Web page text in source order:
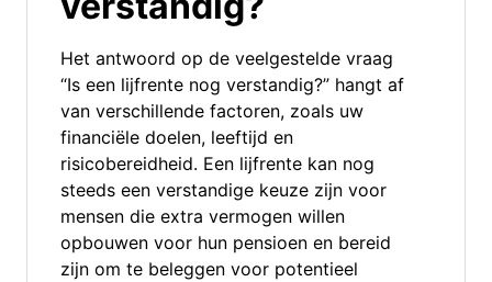
Het antwoord op de veelgestelde vraag
“Is een lijfrente nog verstandig?” hangt af
van verschillende factoren, zoals uw
financiële doelen, leeftijd en
risicobereidheid. Een lijfrente kan nog
steeds een verstandige keuze zijn voor
mensen die extra vermogen willen
opbouwen voor hun pensioen en bereid
zijn om te beleggen voor potentieel